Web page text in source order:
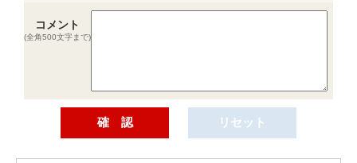
コメント
(全角500文字まで)